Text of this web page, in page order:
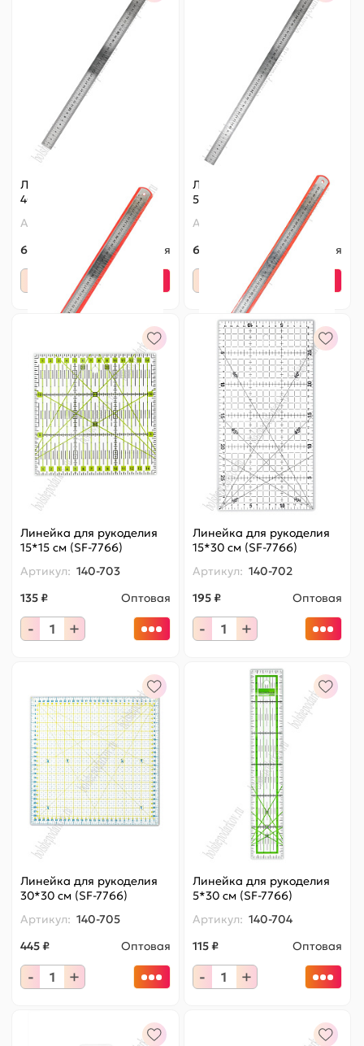
Линейка металлическая
40 см (SF-7771)
Артикул:
140-739
60 ₽
Оптовая
+
Линейка металлическая
50 см (SF-7771)
Артикул:
140-740
60 ₽
Оптовая
+
Линейка для рукоделия
15*15 см (SF-7766)
Артикул: 140-703
135 ₽
Оптовая
- +
Линейка для рукоделия
15*30 см (SF-7766)
Артикул: 140-702
195 ₽
Оптовая
- +
Линейка для рукоделия
30*30 см (SF-7766)
Артикул: 140-705
445 ₽
Оптовая
- +
Линейка для рукоделия
5*30 см (SF-7766)
Артикул: 140-704
115 ₽
Оптовая
- +